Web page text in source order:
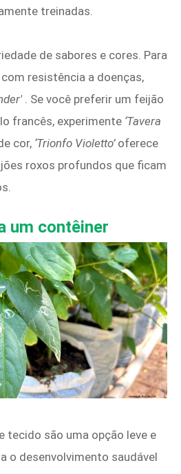
treinadas.
de sabores e cores. Para
resistência a doenças,
. Se você preferir um feijão
francês, experimente ‘Tavera
cor, ‘Trionfo Violetto’oferece
roxos profundos que ficam
um contêiner
tecido são uma opção leve e
o desenvolvimento saudável